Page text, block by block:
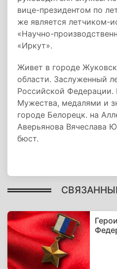
вице-президентом по
же является летчиком-
«Научно-
«Иркут».
Живет в городе
области. Заслуженный
Российской
Мужества, медалями и
городе Белорецк. на
Аверьянова Вячеслава
бюст.